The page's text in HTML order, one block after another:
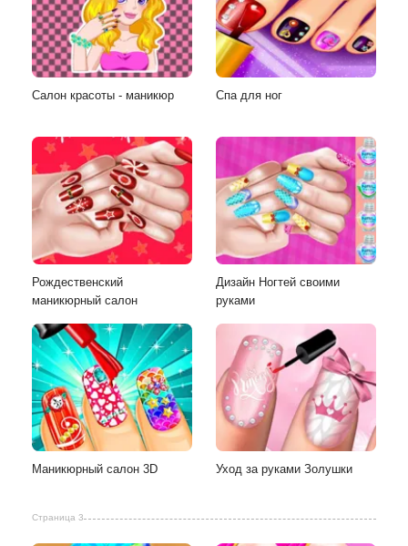
Салон красоты - маникюр Спа для ног
Рождественский
маникюрный салон
Дизайн Ногтей своими
руками
Маникюрный салон 3D Уход за руками Золушки
Страница 3